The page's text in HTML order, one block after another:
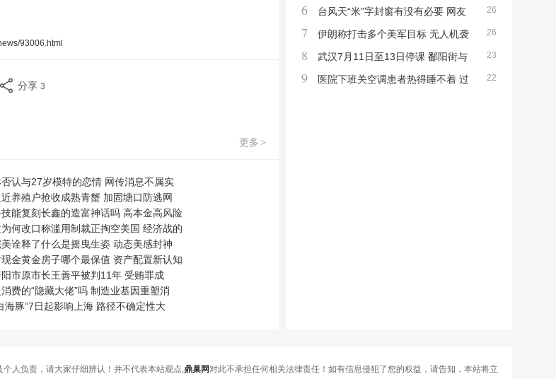
93006.html
分享 3
更多 >
否认与27岁模特的恋情 网传消息不属实
近养殖户抢收成熟青蟹 加固塘口防逃网
技能复刻长鑫的造富神话吗 高本金高风险
为何改口称滥用制裁正掏空美国 经济战的
美诠释了什么是摇曳生姿 动态美感封神
现金黄金房子哪个最保值 资产配置新认知
阳市原市长王善平被判11年 受贿罪成
费的“隐藏大佬”吗 制造业基因重塑消
海豚”7日起影响上海 路径不确定性大
现场救援紧张进行
26
6
台风天“米”字封窗有没有必要 网友
各执一词
26
7
伊朗称打击多个美军目标 无人机袭
击回应侵略
23
8
武汉7月11日至13日停课 鄱阳街与
五龙路施工管制
22
9
医院下班关空调患者热得睡不着 过
人负责，请大家仔细辨认！并不代表本站观点,鼎巢网对此不承担任何相关法律责任！如有信息侵犯了您的权益，请告知，本站将立